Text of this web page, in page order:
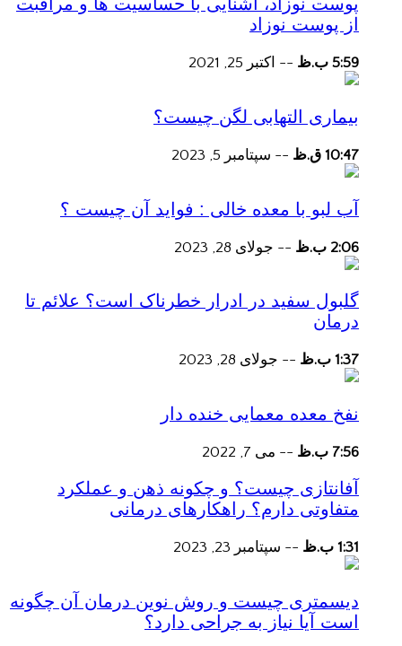
از پوست نوزاد
5:59 ب.ظ -- اکتبر 25, 2021
بیماری التهابی لگن چیست؟
10:47 ق.ظ -- سپتامبر 5, 2023
آب لبو با معده خالی : فواید آن چیست ؟
2:06 ب.ظ -- جولای 28, 2023
گلبول سفید در ادرار خطرناک است؟ علائم تا
درمان
1:37 ب.ظ -- جولای 28, 2023
نفخ معده معمایی خنده دار
7:56 ب.ظ -- می 7, 2022
آفانتازی چیست؟ و چکونه ذهن و عملکرد
متفاوتی دارم؟ راهکارهای درمانی
1:31 ب.ظ -- سپتامبر 23, 2023
دیسمتری چیست و روش نوین درمان آن چگونه
است آیا نیاز به جراحی دارد؟